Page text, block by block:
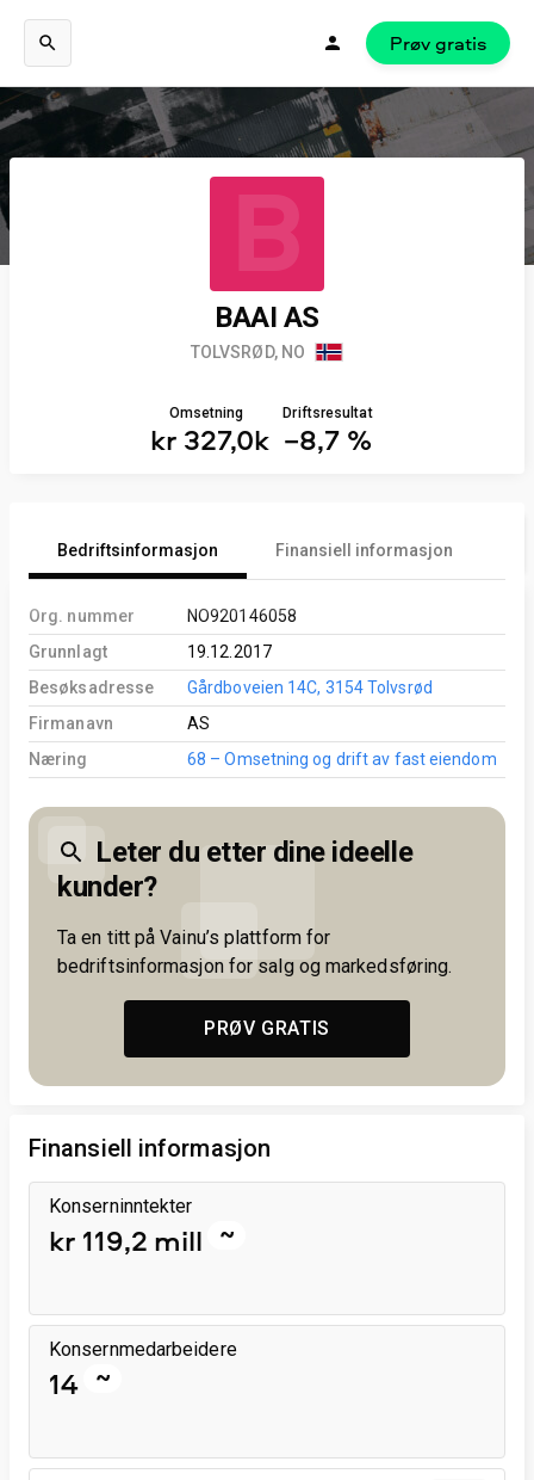
Prøv gratis
B
BAAI AS
TOLVSRØD, NO
Omsetning
kr 327,0k
Driftsresultat
−8,7 %
Bedriftsinformasjon Finansiell informasjon
Org. nummer
NO920146058
Grunnlagt
19.12.2017
Besøksadresse
Gårdboveien 14C, 3154 Tolvsrød
Firmanavn
AS
Næring
68 – Omsetning og drift av fast eiendom
Leter du etter dine ideelle
kunder?
Ta en titt på Vainu’s plattform for
bedriftsinformasjon for salg og markedsføring.
PRØV GRATIS
Finansiell informasjon
Konserninntekter
kr 119,2 mill ~
Konsernmedarbeidere
14 ~